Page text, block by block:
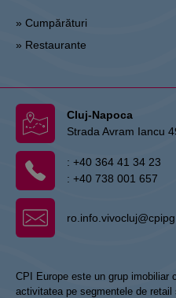
» Cumpărături
» Restaurante
Cluj-Napoca
Strada Avram Iancu
: +40 364 41 34 23
: +40 738 001 657
CPI Europe este un grup imobiliar
activitatea pe segmentele de